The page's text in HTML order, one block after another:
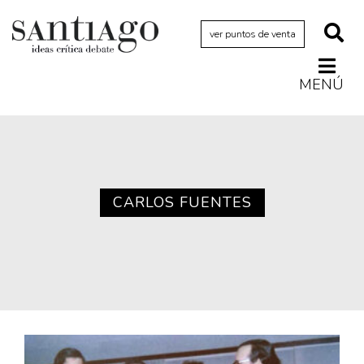
ver puntos de venta
MENÚ
CARLOS FUENTES